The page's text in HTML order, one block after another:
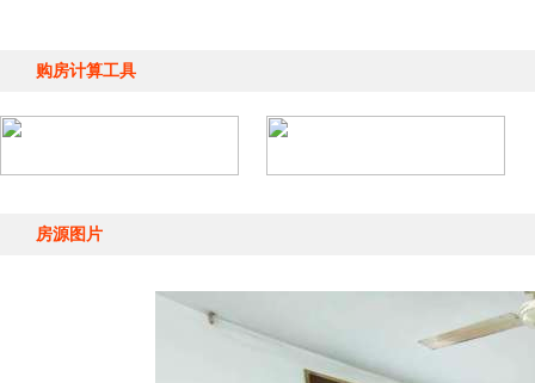
购房计算工具
房源图片